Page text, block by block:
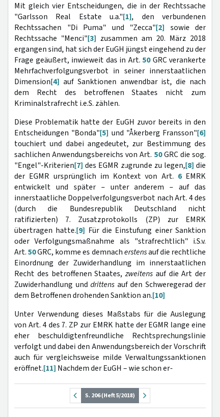
Mit gleich vier Entscheidungen, die in der Rechtssache
"Garlsson Real Estate u.a."[1], den verbundenen
Rechtssachen "Di Puma" und "Zecca"[2] sowie der
Rechtssache "Menci"[3] zusammen am 20. März 2018
ergangen sind, hat sich der EuGH jüngst eingehend zu der
Frage geäußert, inwieweit das in Art. 50GRC verankerte
Mehrfachverfolgungsverbot in seiner innerstaatlichen
Dimension[4] auf Sanktionen anwendbar ist, die nach
dem Recht des betroffenen Staates nicht zum
Kriminalstrafrecht i.e.S. zählen.
Diese Problematik hatte der EuGH zuvor bereits in den
Entscheidungen "Bonda"[5] und "Åkerberg Fransson"[6]
touchiert und dabei angedeutet, zur Bestimmung des
sachlichen Anwendungsbereichs von Art. 50GRC die sog.
"Engel"-Kriterien[7] des EGMR zugrunde zu legen,[8] die
der EGMR ursprünglich im Kontext von Art. 6EMRK
entwickelt und später – unter anderem – auf das
innerstaatliche Doppelverfolgungsverbot nach Art. 4 des
(durch die Bundesrepublik Deutschland nicht
ratifizierten) 7. Zusatzprotokolls (ZP) zur EMRK
übertragen hatte.[9] Für die Einstufung einer Sanktion
oder Verfolgungsmaßnahme als "strafrechtlich" i.S.v.
Art.50GRC, komme es demnacherstensauf die rechtliche
Einordnung der Zuwiderhandlung im innerstaatlichen
Recht des betroffenen Staates, zweitens auf die Art der
Zuwiderhandlung und drittens auf den Schweregerad der
dem Betroffenen drohenden Sanktion an.[10]
Unter Verwendung dieses Maßstabs für die Auslegung
von Art. 4 des 7. ZP zur EMRK hatte der EGMR lange eine
eher beschuldigtenfreundliche Rechtsprechungslinie
verfolgt und dabei den Anwendungsbereich der Vorschrift
auch für vergleichsweise milde Verwaltungssanktionen
eröffnet.[11] Nachdem der EuGH – wie schon er-
S. 206 (Heft 5/2018)